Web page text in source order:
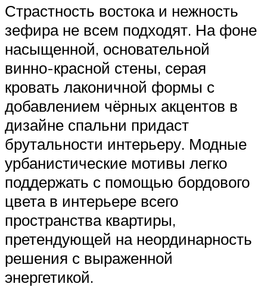
Страстность востока и нежность
зефира не всем подходят. На фоне
насыщенной, основательной
винно-красной стены, серая
кровать лаконичной формы с
добавлением чёрных акцентов в
дизайне спальни придаст
брутальности интерьеру. Модные
урбанистические мотивы легко
поддержать с помощью бордового
цвета в интерьере всего
пространства квартиры,
претендующей на неординарность
решения с выраженной
энергетикой.